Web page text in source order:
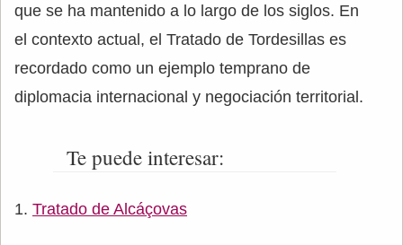
que se ha mantenido a lo largo de los siglos. En
el contexto actual, el Tratado de Tordesillas es
recordado como un ejemplo temprano de
diplomacia internacional y negociación territorial.
Te puede interesar:
Tratado de Alcáçovas